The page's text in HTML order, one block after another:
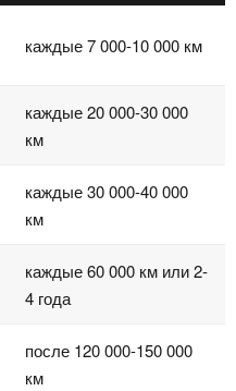
каждые 7 000-10 000 км
каждые 20 000-30 000
км
каждые 30 000-40 000
км
каждые 60 000 км или 2-
4 года
после 120 000-150 000
км